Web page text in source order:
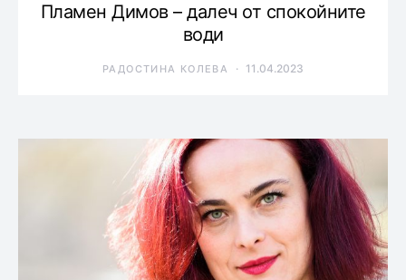
Пламен Димов – далеч от спокойните
води
РАДОСТИНА КОЛЕВА 11.04.2023